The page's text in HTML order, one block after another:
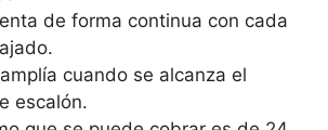
de forma continua con cada
cuando se alcanza el
escalón.